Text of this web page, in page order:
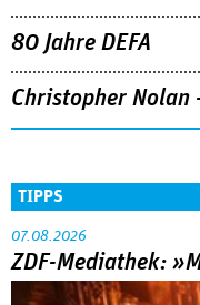
80 Jahre DEFA
Christopher Nolan
TIPPS
07.08.2026
ZDF-Mediathek: